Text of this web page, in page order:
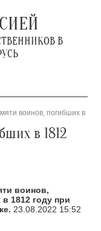
В
воинов, погибших в
в 1812
воинов,
1812 году при
23.08.2022 15:52